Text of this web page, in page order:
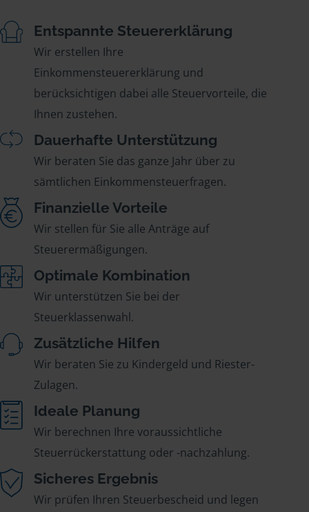
Entspannte Steuererklärung
Wir erstellen Ihre
Einkommensteuererklärung und
berücksichtigen dabei alle Steuervorteile, die
Ihnen zustehen.
Dauerhafte Unterstützung
Wir beraten Sie das ganze Jahr über zu
sämtlichen Einkommensteuerfragen.
Finanzielle Vorteile
Wir stellen für Sie alle Anträge auf
Steuerermäßigungen.
Optimale Kombination
Wir unterstützen Sie bei der
Steuerklassenwahl.
Zusätzliche Hilfen
Wir beraten Sie zu Kindergeld und Riester-
Zulagen.
Ideale Planung
Wir berechnen Ihre voraussichtliche
Steuerrückerstattung oder -nachzahlung.
Sicheres Ergebnis
Wir prüfen Ihren Steuerbescheid und legen